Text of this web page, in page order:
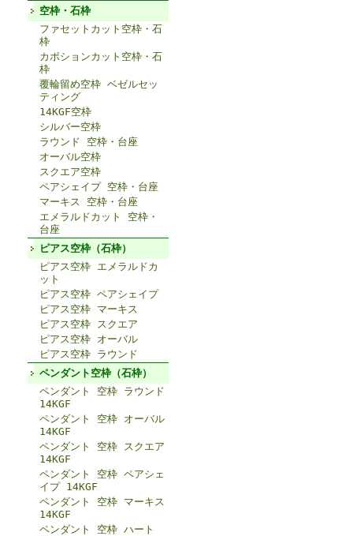
空枠・石枠
ファセットカット空枠・石
枠
カボションカット空枠・石
枠
覆輪留め空枠 ベゼルセッ
ティング
14KGF空枠
シルバー空枠
ラウンド 空枠・台座
オーバル空枠
スクエア空枠
ペアシェイプ 空枠・台座
マーキス 空枠・台座
エメラルドカット 空枠・
台座
ピアス空枠（石枠）
ピアス空枠 エメラルドカ
ット
ピアス空枠 ペアシェイプ
ピアス空枠 マーキス
ピアス空枠 スクエア
ピアス空枠 オーバル
ピアス空枠 ラウンド
ペンダント空枠（石枠）
ペンダント 空枠 ラウンド
14KGF
ペンダント 空枠 オーバル
14KGF
ペンダント 空枠 スクエア
14KGF
ペンダント 空枠 ペアシェ
イプ 14KGF
ペンダント 空枠 マーキス
14KGF
ペンダント 空枠 ハート